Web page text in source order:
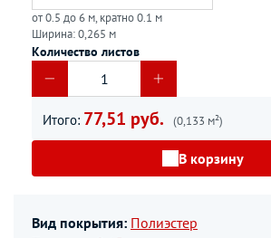
от 0.5 до 6 м, кратно 0.1 м
Ширина: 0,265 м
Количество листов
Итого: 77,51 руб. (0,133 м²)
В корзину
Вид покрытия: Полиэстер